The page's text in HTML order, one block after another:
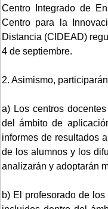
Centro Integrado de
Centro para la
Distancia (CIDEAD)
4 de septiembre.
2. Asimismo,
a) Los centros
del ámbito de
informes de resultados
de los alumnos y los
analizarán y adoptarán
b) El profesorado de